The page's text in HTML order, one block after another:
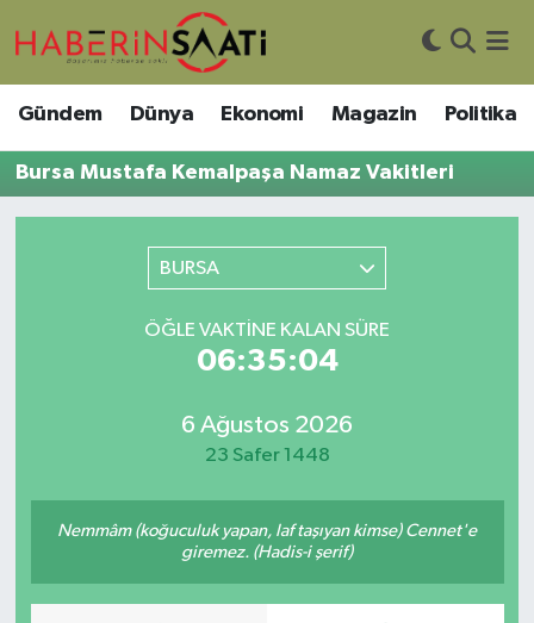
Gündem Dünya Ekonomi Magazin Politika
Bursa Mustafa Kemalpaşa Namaz Vakitleri
BURSA
ÖĞLE VAKTINE KALAN SÜRE
06:35:04
6 Ağustos 2026
23 Safer 1448
Nemmâm (koğuculuk yapan, laf taşıyan kimse) Cennet'e
giremez. (Hadis-i şerif)
Asayiş
Bilim ve Teknoloji
DIŞ HABER
Nöbetçi Eczaneler
Hava Durumu
Süper Lig Puan Durumu ve Fikstür
Tüm Manşetler